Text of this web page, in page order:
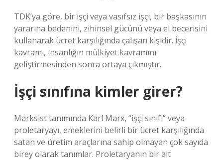
TDK’ya göre, bir işçi veya vasıfsız işçi, bir başkasının
yararına bedenini, zihinsel gücünü veya el becerisini
kullanarak ücret karşılığında çalışan kişidir. İşçi
kavramı, insanlığın mülkiyet kavramını
geliştirmesinden sonra ortaya çıkmıştır.
İşçi sınıfına kimler girer?
Marksist tanımında Karl Marx, “işçi sınıfı” veya
proletaryayı, emeklerini belirli bir ücret karşılığında
satan ve üretim araçlarına sahip olmayan çok sayıda
birey olarak tanımlar. Proletaryanın bir alt